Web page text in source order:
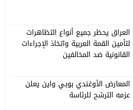
العراق يحظر جميع أنواع التظاهرات
لتأمين القمة العربية واتخاذ الإجراءات
القانونية ضد المخالفين
المعارض الأوغندي بوبي واين يعلن
عزمه الترشح للرئاسة